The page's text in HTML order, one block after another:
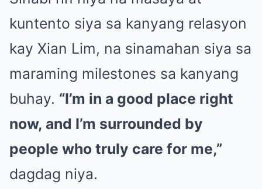
kuntento siya sa kanyang relasyon
kay Xian Lim, na sinamahan siya sa
maraming milestones sa kanyang
buhay. “I’m in a good place right
now, and I’m surrounded by
people who truly care for me,”
dagdag niya.